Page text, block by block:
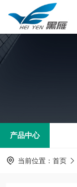
产品中心
当前位置： 首页